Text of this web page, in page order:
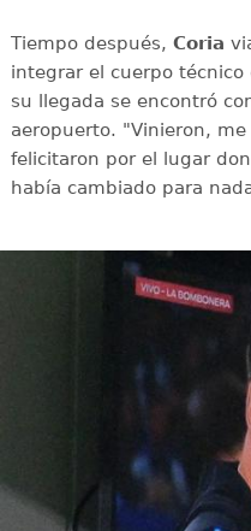
Tiempo después, Coria
integrar el cuerpo técnico
su llegada se encontró
aeropuerto. "Vinieron,
felicitaron por el lugar
había cambiado para